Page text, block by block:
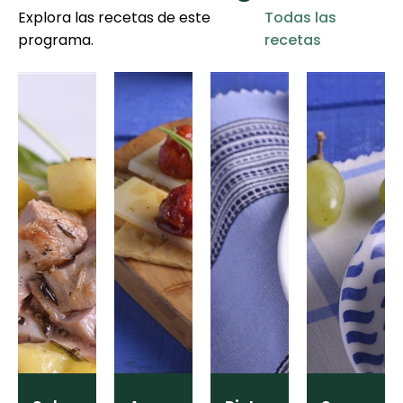
Explora las recetas de este
programa.
Todas las
recetas